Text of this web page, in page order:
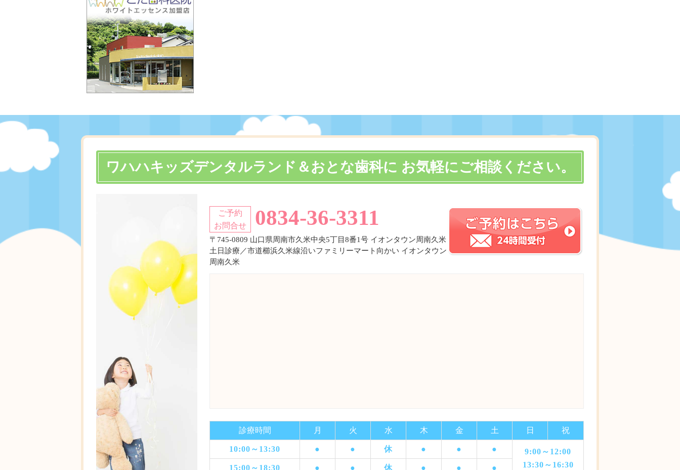
ワハハキッズデンタルランド＆おとな歯科に お気軽にご相談ください。
ご予約
お問合せ
0834-36-3311
〒745-0809 山口県周南市久米中央5丁目8番1号 イオンタウン周南久米
土日診療／市道櫛浜久米線沿いファミリーマート向かい イオンタウン
周南久米
診療時間 月 火 水 木 金 土 日 祝
10:00～13:30 ● ● 休 ● ● ●
9:00～12:00
13:30～16:30
15:00～18:30 ● ● 休 ● ● ●